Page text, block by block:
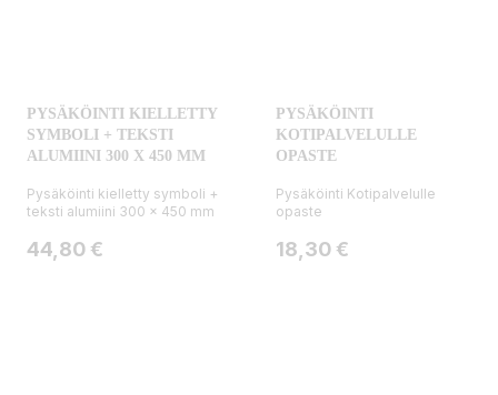
PYSÄKÖINTI KIELLETTY
SYMBOLI + TEKSTI
ALUMIINI 300 X 450 MM
Pysäköinti kielletty symboli +
teksti alumiini 300 x 450 mm
Hinta
44,80 €
PYSÄKÖINTI
KOTIPALVELULLE
OPASTE
Pysäköinti Kotipalvelulle
opaste
Hinta
18,30 €